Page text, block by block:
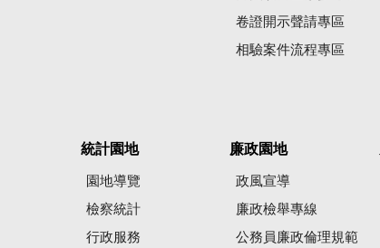
卷證開示聲請專區
相驗案件流程專區
統計園地
園地導覽
檢察統計
行政服務
廉政園地
政風宣導
廉政檢舉專線
公務員廉政倫理規範